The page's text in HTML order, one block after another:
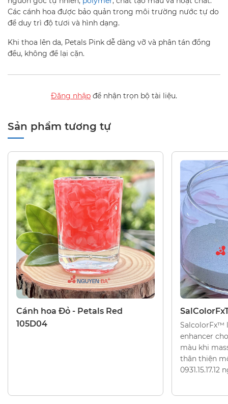
Các cánh hoa được bảo quản trong môi trường nước tự do
để duy trì độ tươi và hình dạng.
Khi thoa lên da, Petals Pink dễ dàng vỡ và phân tán đồng
đều, không để lại cặn.
Đăng nhập để nhận trọn bộ tài liệu.
Sản phẩm tương tự
HẠT TẨY TẾ BÀO CHẾT, HẠT TRANG TRÍ
Cánh hoa Đỏ - Petals Red
105D04
SalcolorFx™
enhancer
màu khi
thân thiện
0931.15.17.12